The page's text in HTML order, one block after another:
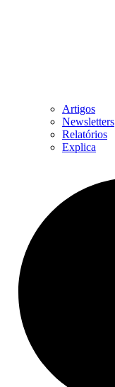
Artigos
Newsletters
Relatórios
Explica